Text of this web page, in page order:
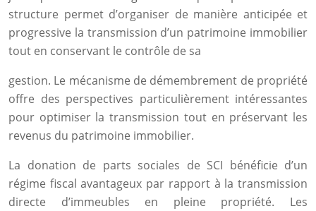
structure permet d’organiser de manière anticipée et
progressive la transmission d’un patrimoine immobilier
tout en conservant le contrôle de sa
gestion. Le mécanisme de démembrement de propriété
offre des perspectives particulièrement intéressantes
pour optimiser la transmission tout en préservant les
revenus du patrimoine immobilier.
La donation de parts sociales de SCI bénéficie d’un
régime fiscal avantageux par rapport à la transmission
directe d’immeubles en pleine propriété. Les